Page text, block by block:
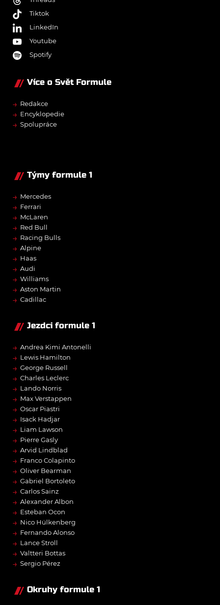
Tiktok
LinkedIn
Youtube
Spotify
Více o Svět Formule
→ Redakce
→ Encyklopedie
→ Spolupráce
Týmy formule 1
→ Mercedes
→ Ferrari
→ McLaren
→ Red Bull
→ Racing Bulls
→ Alpine
→ Haas
→ Audi
→ Williams
→ Aston Martin
→ Cadillac
Jezdci formule 1
→ Andrea Kimi Antonelli
→ Lewis Hamilton
→ George Russell
→ Charles Leclerc
→ Lando Norris
→ Max Verstappen
→ Oscar Piastri
→ Isack Hadjar
→ Liam Lawson
→ Pierre Gasly
→ Arvid Lindblad
→ Franco Colapinto
→ Oliver Bearman
→ Gabriel Bortoleto
→ Carlos Sainz
→ Alexander Albon
→ Esteban Ocon
→ Nico Hülkenberg
→ Fernando Alonso
→ Lance Stroll
→ Valtteri Bottas
→ Sergio Pérez
Okruhy formule 1